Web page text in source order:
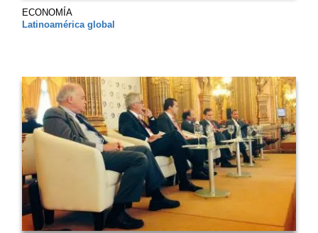
ECONOMÍA
Latinoamérica global